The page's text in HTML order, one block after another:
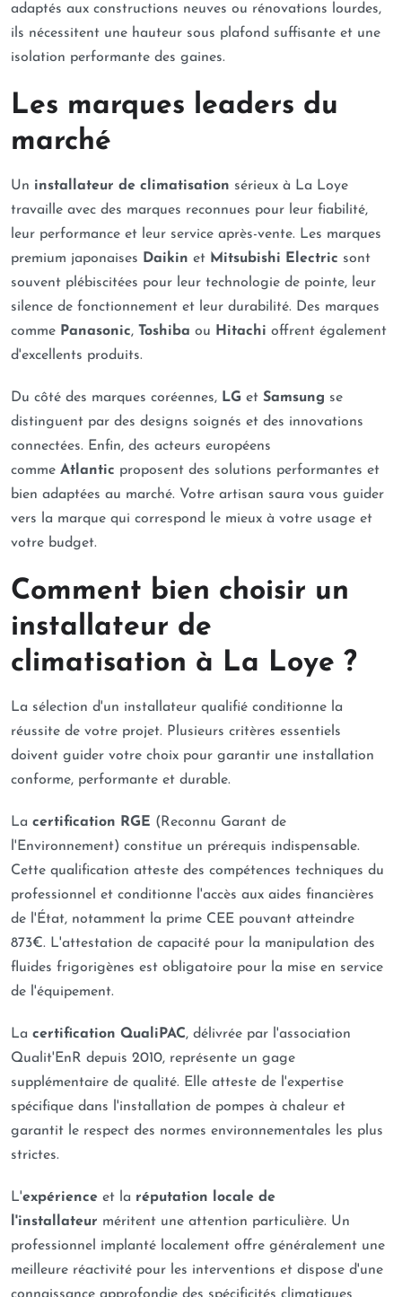
adaptés aux constructions neuves ou rénovations lourdes,
ils nécessitent une hauteur sous plafond suffisante et une
isolation performante des gaines.
Les marques leaders du
marché
Un installateur de climatisation sérieux à La Loye
travaille avec des marques reconnues pour leur fiabilité,
leur performance et leur service après-vente. Les marques
premium japonaises Daikin et Mitsubishi Electric sont
souvent plébiscitées pour leur technologie de pointe, leur
silence de fonctionnement et leur durabilité. Des marques
comme Panasonic, Toshiba ou Hitachi offrent également
d'excellents produits.
Du côté des marques coréennes, LG et Samsung se
distinguent par des designs soignés et des innovations
connectées. Enfin, des acteurs européens
comme Atlantic proposent des solutions performantes et
bien adaptées au marché. Votre artisan saura vous guider
vers la marque qui correspond le mieux à votre usage et
votre budget.
Comment bien choisir un
installateur de
climatisation à La Loye ?
La sélection d'un installateur qualifié conditionne la
réussite de votre projet. Plusieurs critères essentiels
doivent guider votre choix pour garantir une installation
conforme, performante et durable.
La certification RGE (Reconnu Garant de
l'Environnement) constitue un prérequis indispensable.
Cette qualification atteste des compétences techniques du
professionnel et conditionne l'accès aux aides financières
de l'État, notamment la prime CEE pouvant atteindre
873€. L'attestation de capacité pour la manipulation des
fluides frigorigènes est obligatoire pour la mise en service
de l'équipement.
La certification QualiPAC, délivrée par l'association
Qualit'EnR depuis 2010, représente un gage
supplémentaire de qualité. Elle atteste de l'expertise
spécifique dans l'installation de pompes à chaleur et
garantit le respect des normes environnementales les plus
strictes.
L'expérience et la réputation locale de
l'installateur méritent une attention particulière. Un
professionnel implanté localement offre généralement une
meilleure réactivité pour les interventions et dispose d'une